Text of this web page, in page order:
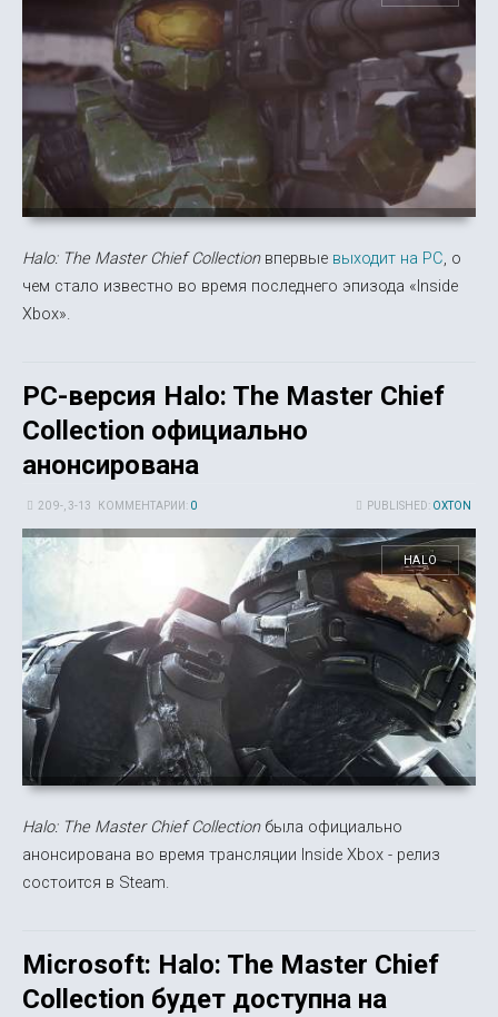
Halo: The Master Chief Collection впервые выходит на PC, о
чем стало известно во время последнего эпизода «Inside
Xbox».
PC-версия Halo: The Master Chief
Collection официально
анонсирована
PUBLISHED: OXTON
20 9-, 3-13 КОММЕНТАРИИ: 0
HALO
Halo: The Master Chief Collectionбыла официально
анонсирована во время трансляции Inside Xbox - релиз
состоится в Steam.
Microsoft: Halo: The Master Chief
Collection будет доступна на